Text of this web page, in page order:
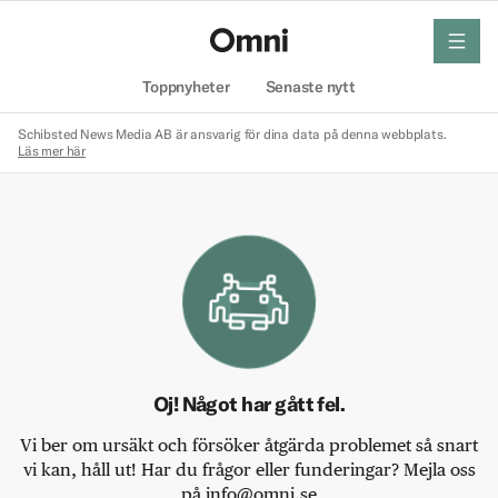
Toppnyheter Senaste nytt
meny
Schibsted News Media AB är ansvarig för dina data på denna webbplats.
Läs mer här
Oj! Något har gått fel.
Vi ber om ursäkt och försöker åtgärda problemet så snart
vi kan, håll ut! Har du frågor eller funderingar? Mejla oss